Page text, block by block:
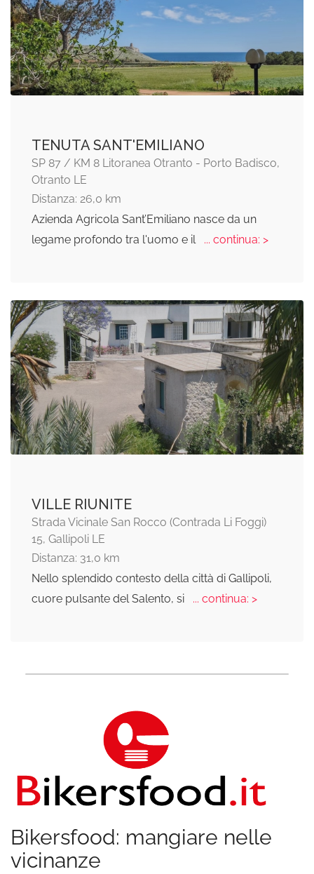
TENUTA SANT'EMILIANO
SP 87 / KM 8 Litoranea Otranto - Porto Badisco,
Otranto LE
Distanza: 26,0 km
Azienda Agricola Sant’Emiliano nasce da un
legame profondo tra l'uomo e il
... continua: >
VILLE RIUNITE
Strada Vicinale San Rocco (Contrada Li Foggi)
15, Gallipoli LE
Distanza: 31,0 km
Nello splendido contesto della città di Gallipoli,
cuore pulsante del Salento, si
... continua: >
Bikersfood: mangiare nelle
vicinanze